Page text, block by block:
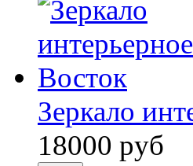
Зеркало
18000 руб